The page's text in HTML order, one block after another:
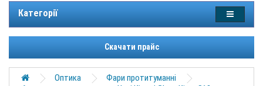
Категорії
Скачати прайс
Оптика
Фари протитуманні